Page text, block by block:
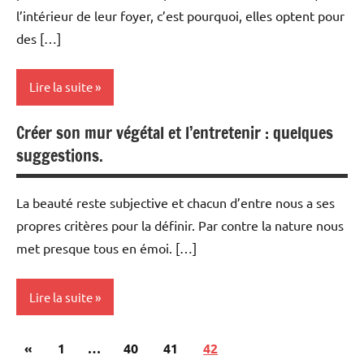
l’intérieur de leur foyer, c’est pourquoi, elles optent pour
des […]
Lire la suite
Maison
&
Famille
Créer son mur végétal et l’entretenir : quelques
suggestions.
La beauté reste subjective et chacun d’entre nous a ses
propres critères pour la définir. Par contre la nature nous
met presque tous en émoi. […]
Lire la suite
Maison
Pagination
«Publications
1 … 40 41 42